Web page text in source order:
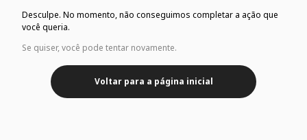
Desculpe. No momento, não conseguimos completar a ação que
você queria.
Se quiser, você pode tentar novamente.
Voltar para a página inicial